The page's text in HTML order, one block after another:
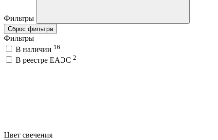
Фильтры
Сброс фильтра
Фильтры
В наличии 16
В реестре ЕАЭС 2
Цвет свечения